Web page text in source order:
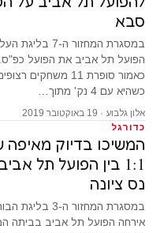
סבא
במסגרת המחזור
הפועל תל אביב את הפועל
כאמור סופרת 11
כשהיא עם 4 נק' מתוך…
אלון גלבוע · 19 באוקטובר 2019
כדורגל
המשיכו בדיוק מאיפה
1:1 בין הפועל תל
נס ציונה
במסגרת המחזור ה-
אירחה הפועל תל אביב בביתה